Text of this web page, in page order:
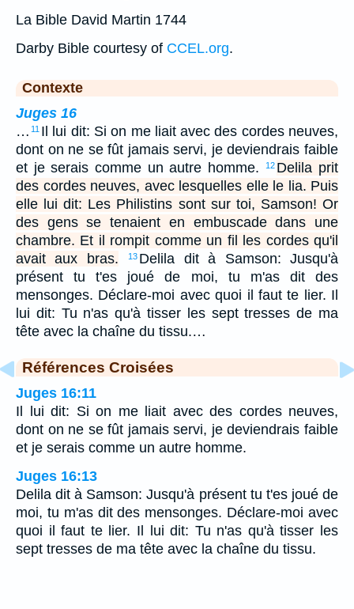
La Bible David Martin 1744
Darby Bible courtesy of CCEL.org.
Contexte
Juges 16
… 11 Il lui dit: Si on me liait avec des cordes neuves,
dont on ne se fût jamais servi, je deviendrais faible
et je serais comme un autre homme.
12 Delila prit
des cordes neuves, avec lesquelles elle le lia. Puis
elle lui dit: Les Philistins sont sur toi, Samson! Or
des gens se tenaient en embuscade dans une
chambre. Et il rompit comme un fil les cordes qu'il
avait aux bras.
13 Delila dit à Samson: Jusqu'à
présent tu t'es joué de moi, tu m'as dit des
mensonges. Déclare-moi avec quoi il faut te lier. Il
lui dit: Tu n'as qu'à tisser les sept tresses de ma
tête avec la chaîne du tissu.…
Références Croisées
Juges 16:11
Il lui dit: Si on me liait avec des cordes neuves,
dont on ne se fût jamais servi, je deviendrais faible
et je serais comme un autre homme.
Juges 16:13
Delila dit à Samson: Jusqu'à présent tu t'es joué de
moi, tu m'as dit des mensonges. Déclare-moi avec
quoi il faut te lier. Il lui dit: Tu n'as qu'à tisser les
sept tresses de ma tête avec la chaîne du tissu.